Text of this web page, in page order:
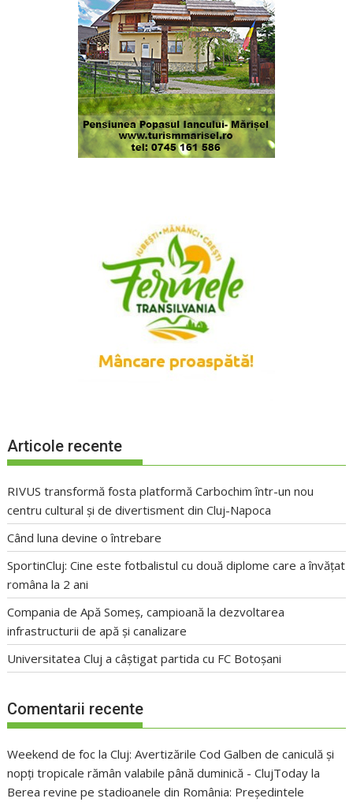
Articole recente
RIVUS transformă fosta platformă Carbochim într-un nou
centru cultural și de divertisment din Cluj-Napoca
Când luna devine o întrebare
SportinCluj: Cine este fotbalistul cu două diplome care a învățat
româna la 2 ani
Compania de Apă Someș, campioană la dezvoltarea
infrastructurii de apă și canalizare
Universitatea Cluj a câștigat partida cu FC Botoșani
Comentarii recente
Weekend de foc la Cluj: Avertizările Cod Galben de caniculă și
nopți tropicale rămân valabile până duminică - ClujToday la
Berea revine pe stadioanele din România: Președintele